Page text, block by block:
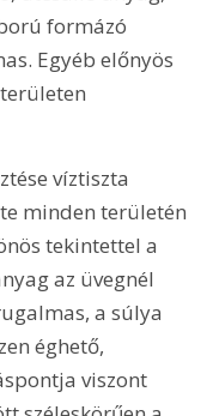
formázó
Egyéb előnyös
víztiszta
minden területén
tekintettel a
az üvegnél
a súlya
éghető,
viszont